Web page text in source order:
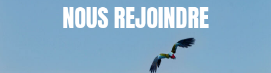
NOUSREJOINDRE